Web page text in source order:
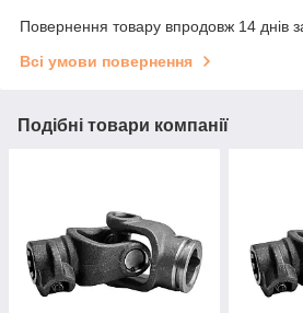
Повернення товару впродовж 14 днів
Всі умови повернення
Подібні товари компанії